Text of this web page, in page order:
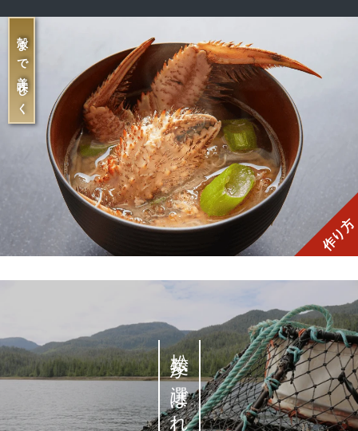
殻まで美味しく
作り方
松菱が選ばれる理由